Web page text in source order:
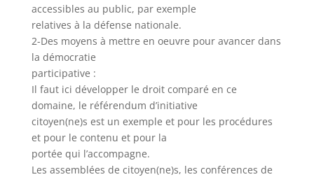
accessibles au public, par exemple
relatives à la défense nationale.
2-Des moyens à mettre en oeuvre pour avancer dans
la démocratie
participative :
Il faut ici développer le droit comparé en ce
domaine, le référendum d’initiative
citoyen(ne)s est un exemple et pour les procédures
et pour le contenu et pour la
portée qui l’accompagne.
Les assemblées de citoyen(ne)s, les conférences de